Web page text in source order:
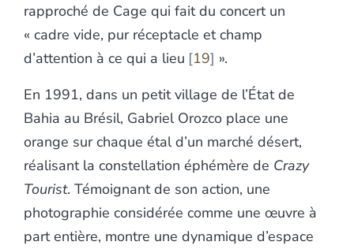
rapproché de Cage qui fait du concert un
« cadre vide, pur réceptacle et champ
d’attention à ce qui a lieu 19 ».
En 1991, dans un petit village de l’État de
Bahia au Brésil, Gabriel Orozco place une
orange sur chaque étal d’un marché désert,
réalisant la constellation éphémère de Crazy
Tourist. Témoignant de son action, une
photographie considérée comme une œuvre à
part entière, montre une dynamique d’espace